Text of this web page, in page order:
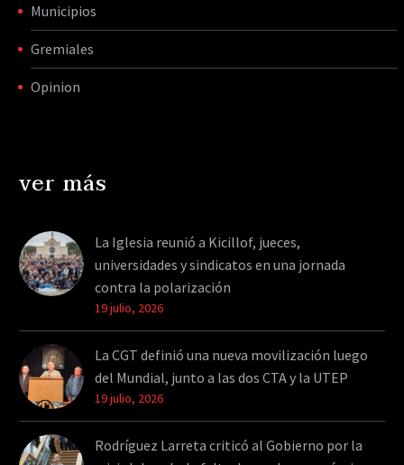
Municipios
Gremiales
Opinion
ver más
La Iglesia reunió a Kicillof, jueces,
universidades y sindicatos en una jornada
contra la polarización
19 julio, 2026
La CGT definió una nueva movilización luego
del Mundial, junto a las dos CTA y la UTEP
19 julio, 2026
Rodríguez Larreta criticó al Gobierno por la